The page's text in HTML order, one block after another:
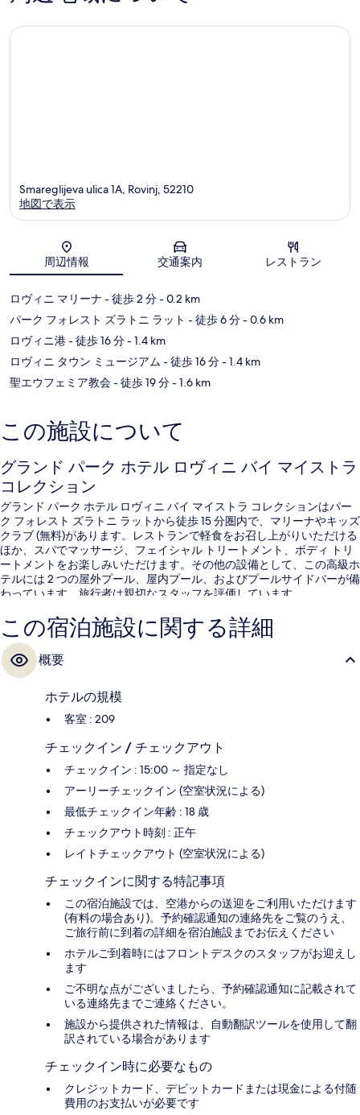
イ
ト
の
口
口
地図
Smareglijeva ulica 1A, Rovinj, 52210
地図で表示
周辺情報 交通案内 レストラン
ロヴィニ マリーナ - 徒歩 2 分- 0.2 km
パーク フォレスト ズラトニ ラット - 徒歩 6 分- 0.6 km
ロヴィニ港- 徒歩 16 分- 1.4 km
ロヴィニ タウン ミュージアム - 徒歩 16 分- 1.4 km
聖エウフェミア教会- 徒歩 19 分- 1.6 km
この施設について
グランド パーク ホテル ロヴィニ バイ マイストラ
コレクション
グランド パーク ホテル ロヴィニ バイ マイストラ コレクションはパー
ク フォレスト ズラトニ ラットから徒歩 15 分圏内で、マリーナやキッズ
クラブ (無料)があります。レストランで軽食をお召し上がりいただける
ほか、スパでマッサージ、フェイシャル トリートメント、ボディ トリ
ートメントをお楽しみいただけます。その他の設備として、この高級ホ
テルには 2 つの屋外プール、屋内プール、およびプールサイドバーが備
わっています。旅行者は親切なスタッフを評価しています。
この宿泊施設に関する詳細
概要
ホテルの規模
客室 : 209
チェックイン / チェックアウト
チェックイン : 15:00 ～ 指定なし
アーリーチェックイン (空室状況による)
最低チェックイン年齢 : 18 歳
チェックアウト時刻 : 正午
レイトチェックアウト (空室状況による)
チェックインに関する特記事項
この宿泊施設では、空港からの送迎をご利用いただけます
(有料の場合あり)。予約確認通知の連絡先をご覧のうえ、
ご旅行前に到着の詳細を宿泊施設までお伝えください
ホテルご到着時にはフロントデスクのスタッフがお迎えし
ます
ご不明な点がございましたら、予約確認通知に記載されて
いる連絡先までご連絡ください。
施設から提供された情報は、自動翻訳ツールを使用して翻
訳されている場合があります
チェックイン時に必要なもの
クレジットカード、デビットカードまたは現金による付随
費用のお支払いが必要です